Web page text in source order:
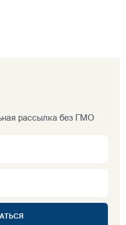
рассылка без ГМО